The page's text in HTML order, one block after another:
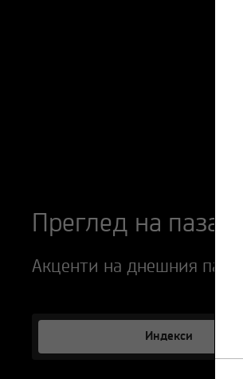
Преглед на пазара
Акценти на днешния пазар
Индекси